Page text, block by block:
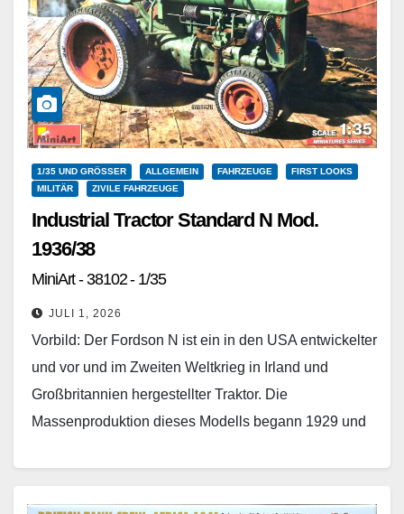
1/35 UND GRÖSSER ALLGEMEIN FAHRZEUGE
FIRST LOOKS
MILITÄR
ZIVILE FAHRZEUGE
Industrial Tractor Standard N Mod.
1936/38
MiniArt - 38102 - 1/35
JULI 1, 2026
Vorbild: Der Fordson N ist ein in den USA entwickelter
und vor und im Zweiten Weltkrieg in Irland und
Großbritannien hergestellter Traktor. Die
Massenproduktion dieses Modells begann 1929 und